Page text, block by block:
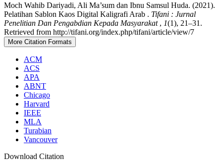
Moch Wahib Dariyadi, Ali Ma’sum dan Ibnu Samsul Huda. (2021).
Pelatihan Sablon Kaos Digital Kaligrafi Arab . Tifani : Jurnal
Penelitian Dan Pengabdian Kepada Masyarakat , 1(1), 21–31.
Retrieved from http://tifani.org/index.php/tifani/article/view/7
More Citation Formats
ACM
ACS
APA
ABNT
Chicago
Harvard
IEEE
MLA
Turabian
Vancouver
Download Citation